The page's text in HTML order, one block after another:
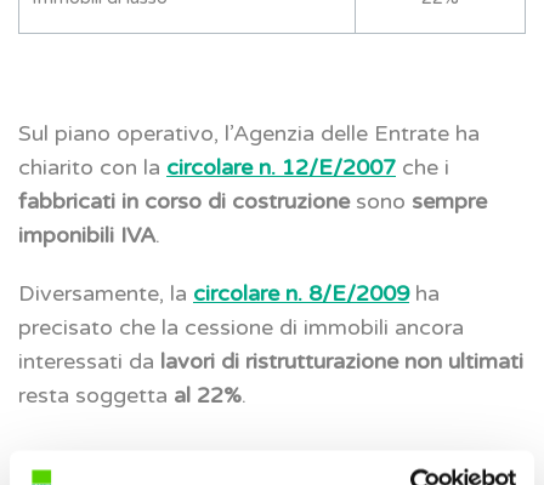
Sul piano operativo, l’Agenzia delle Entrate ha
chiarito con la circolare n. 12/E/2007 che i
fabbricati in corso di costruzionesono sempre
imponibili IVA.
Diversamente, la circolare n. 8/E/2009ha
precisato che la cessione di immobili ancora
interessati da lavori di ristrutturazione non ultimati
resta soggetta al 22%.
3. Interventi di recupero edilizio